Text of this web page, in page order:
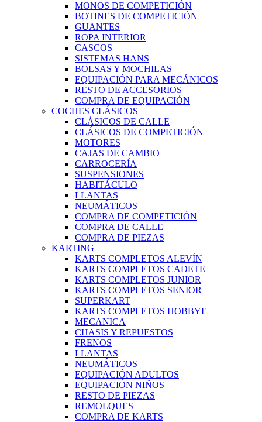
MONOS DE COMPETICIÓN
BOTINES DE COMPETICIÓN
GUANTES
ROPA INTERIOR
CASCOS
SISTEMAS HANS
BOLSAS Y MOCHILAS
EQUIPACIÓN PARA MECÁNICOS
RESTO DE ACCESORIOS
COMPRA DE EQUIPACIÓN
COCHES CLÁSICOS
CLÁSICOS DE CALLE
CLÁSICOS DE COMPETICIÓN
MOTORES
CAJAS DE CAMBIO
CARROCERÍA
SUSPENSIONES
HABITÁCULO
LLANTAS
NEUMÁTICOS
COMPRA DE COMPETICIÓN
COMPRA DE CALLE
COMPRA DE PIEZAS
KARTING
KARTS COMPLETOS ALEVÍN
KARTS COMPLETOS CADETE
KARTS COMPLETOS JUNIOR
KARTS COMPLETOS SENIOR
SUPERKART
KARTS COMPLETOS HOBBYE
MECANICA
CHASIS Y REPUESTOS
FRENOS
LLANTAS
NEUMÁTICOS
EQUIPACIÓN ADULTOS
EQUIPACIÓN NIÑOS
RESTO DE PIEZAS
REMOLQUES
COMPRA DE KARTS